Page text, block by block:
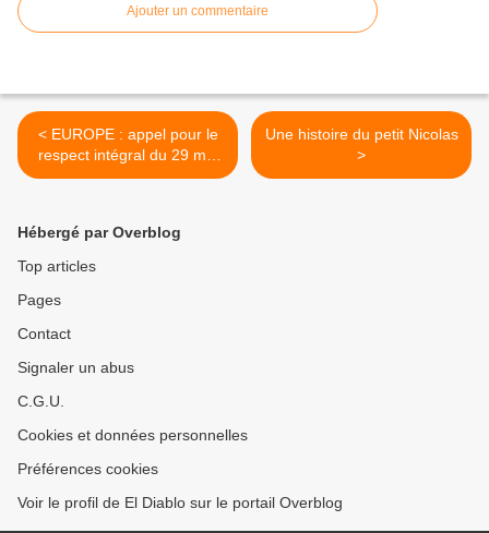
Ajouter un commentaire
< EUROPE : appel pour le
respect intégral du 29 mai
2005
Une histoire du petit Nicolas
>
Hébergé par Overblog
Top articles
Pages
Contact
Signaler un abus
C.G.U.
Cookies et données personnelles
Préférences cookies
Voir le profil de El Diablo sur le portail Overblog